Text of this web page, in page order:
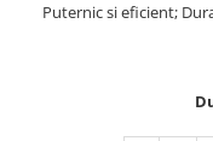
Polizoare unghiulare
Slefuitoare pneumatice
Puternic si eficient;